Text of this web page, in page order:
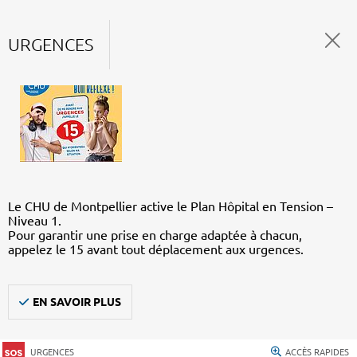
URGENCES
Le CHU de Montpellier active le Plan Hôpital en Tension –
Niveau 1.
Pour garantir une prise en charge adaptée à chacun,
appelez le 15 avant tout déplacement aux urgences.
EN SAVOIR PLUS
URGENCES ACCÈS RAPIDES